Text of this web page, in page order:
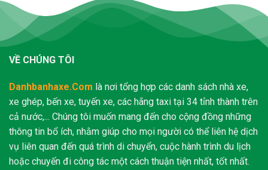
VỀ CHÚNG TÔI
Danhbanhaxe.Com là nơi tổng hợp các danh sách nhà xe,
xe ghép, bến xe, tuyến xe, các hãng taxi tại 34 tỉnh thành trên
cả nước,... Chúng tôi muốn mang đến cho cộng đồng những
thông tin bổ ích, nhằm giúp cho mọi người có thể liên hệ dịch
vụ liên quan đến quá trình di chuyển, cuộc hành trình du lịch
hoặc chuyến đi công tác một cách thuận tiện nhất, tốt nhất.